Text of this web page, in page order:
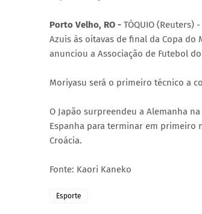
Porto Velho, RO - TÓQUIO
Azuis às oitavas de final da Copa do
anunciou a Associação de Futebol
Moriyasu será o primeiro técnico a
O Japão surpreendeu a Alemanha
Espanha para terminar em primeiro
Croácia.
Fonte: Kaori Kaneko
Esporte